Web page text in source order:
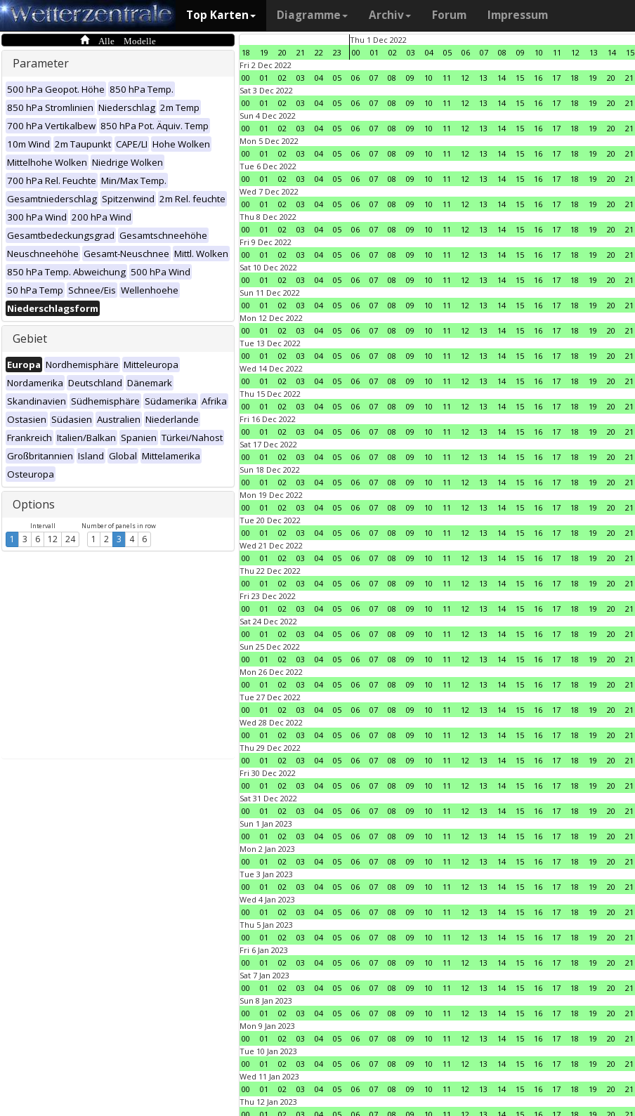
Top Karten Diagramme Archiv Forum Impressum
Alle Modelle
Parameter
500 hPa Geopot. Höhe 850 hPa Temp.
850 hPa Stromlinien Niederschlag 2m Temp
700 hPa Vertikalbew 850 hPa Pot. Äquiv. Temp
10m Wind 2m Taupunkt CAPE/LI Hohe Wolken
Mittelhohe Wolken Niedrige Wolken
700 hPa Rel. Feuchte Min/Max Temp.
Gesamtniederschlag Spitzenwind 2m Rel. feuchte
300 hPa Wind 200 hPa Wind
Gesamtbedeckungsgrad Gesamtschneehöhe
Neuschneehöhe Gesamt-Neuschnee Mittl. Wolken
850 hPa Temp. Abweichung 500 hPa Wind
50 hPa Temp Schnee/Eis Wellenhoehe
Niederschlagsform
Gebiet
Europa Nordhemisphäre Mitteleuropa
Nordamerika Deutschland Dänemark
Skandinavien Südhemisphäre Südamerika Afrika
Ostasien Südasien Australien Niederlande
Frankreich Italien/Balkan Spanien Türkei/Nahost
Großbritannien Island Global Mittelamerika
Osteuropa
Options
Intervall
1 3 6 12 24
Number of panels in row
1 2 3 4 6
18 19 20 21 22 23
Thu 1 Dec 2022
00
01 02 03 04 05 06 07 08 09 10 11 12 13 14 15
Fri 2 Dec 2022
00
01 02 03 04 05 06 07 08 09 10 11 12 13 14 15 16 17 18 19 20 21
Sat 3 Dec 2022
00
01 02 03 04 05 06 07 08 09 10 11 12 13 14 15 16 17 18 19 20 21
Sun 4 Dec 2022
00
01 02 03 04 05 06 07 08 09 10 11 12 13 14 15 16 17 18 19 20 21
Mon 5 Dec 2022
00
01 02 03 04 05 06 07 08 09 10 11 12 13 14 15 16 17 18 19 20 21
Tue 6 Dec 2022
00
01 02 03 04 05 06 07 08 09 10 11 12 13 14 15 16 17 18 19 20 21
Wed 7 Dec 2022
00
01 02 03 04 05 06 07 08 09 10 11 12 13 14 15 16 17 18 19 20 21
Thu 8 Dec 2022
00
01 02 03 04 05 06 07 08 09 10 11 12 13 14 15 16 17 18 19 20 21
Fri 9 Dec 2022
00
01 02 03 04 05 06 07 08 09 10 11 12 13 14 15 16 17 18 19 20 21
Sat 10 Dec 2022
00
01 02 03 04 05 06 07 08 09 10 11 12 13 14 15 16 17 18 19 20 21
Sun 11 Dec 2022
00
01 02 03 04 05 06 07 08 09 10 11 12 13 14 15 16 17 18 19 20 21
Mon 12 Dec 2022
00
01 02 03 04 05 06 07 08 09 10 11 12 13 14 15 16 17 18 19 20 21
Tue 13 Dec 2022
00
01 02 03 04 05 06 07 08 09 10 11 12 13 14 15 16 17 18 19 20 21
Wed 14 Dec 2022
00
01 02 03 04 05 06 07 08 09 10 11 12 13 14 15 16 17 18 19 20 21
Thu 15 Dec 2022
00
01 02 03 04 05 06 07 08 09 10 11 12 13 14 15 16 17 18 19 20 21
Fri 16 Dec 2022
00
01 02 03 04 05 06 07 08 09 10 11 12 13 14 15 16 17 18 19 20 21
Sat 17 Dec 2022
00
01 02 03 04 05 06 07 08 09 10 11 12 13 14 15 16 17 18 19 20 21
Sun 18 Dec 2022
00
01 02 03 04 05 06 07 08 09 10 11 12 13 14 15 16 17 18 19 20 21
Mon 19 Dec 2022
00
01 02 03 04 05 06 07 08 09 10 11 12 13 14 15 16 17 18 19 20 21
Tue 20 Dec 2022
00
01 02 03 04 05 06 07 08 09 10 11 12 13 14 15 16 17 18 19 20 21
Wed 21 Dec 2022
00
01 02 03 04 05 06 07 08 09 10 11 12 13 14 15 16 17 18 19 20 21
Thu 22 Dec 2022
00
01 02 03 04 05 06 07 08 09 10 11 12 13 14 15 16 17 18 19 20 21
Fri 23 Dec 2022
00
01 02 03 04 05 06 07 08 09 10 11 12 13 14 15 16 17 18 19 20 21
Sat 24 Dec 2022
00
01 02 03 04 05 06 07 08 09 10 11 12 13 14 15 16 17 18 19 20 21
Sun 25 Dec 2022
00
01 02 03 04 05 06 07 08 09 10 11 12 13 14 15 16 17 18 19 20 21
Mon 26 Dec 2022
00
01 02 03 04 05 06 07 08 09 10 11 12 13 14 15 16 17 18 19 20 21
Tue 27 Dec 2022
00
01 02 03 04 05 06 07 08 09 10 11 12 13 14 15 16 17 18 19 20 21
Wed 28 Dec 2022
00
01 02 03 04 05 06 07 08 09 10 11 12 13 14 15 16 17 18 19 20 21
Thu 29 Dec 2022
00
01 02 03 04 05 06 07 08 09 10 11 12 13 14 15 16 17 18 19 20 21
Fri 30 Dec 2022
00
01 02 03 04 05 06 07 08 09 10 11 12 13 14 15 16 17 18 19 20 21
Sat 31 Dec 2022
00
01 02 03 04 05 06 07 08 09 10 11 12 13 14 15 16 17 18 19 20 21
Sun 1 Jan 2023
00
01 02 03 04 05 06 07 08 09 10 11 12 13 14 15 16 17 18 19 20 21
Mon 2 Jan 2023
00
01 02 03 04 05 06 07 08 09 10 11 12 13 14 15 16 17 18 19 20 21
Tue 3 Jan 2023
00
01 02 03 04 05 06 07 08 09 10 11 12 13 14 15 16 17 18 19 20 21
Wed 4 Jan 2023
00
01 02 03 04 05 06 07 08 09 10 11 12 13 14 15 16 17 18 19 20 21
Thu 5 Jan 2023
00
01 02 03 04 05 06 07 08 09 10 11 12 13 14 15 16 17 18 19 20 21
Fri 6 Jan 2023
00
01 02 03 04 05 06 07 08 09 10 11 12 13 14 15 16 17 18 19 20 21
Sat 7 Jan 2023
00
01 02 03 04 05 06 07 08 09 10 11 12 13 14 15 16 17 18 19 20 21
Sun 8 Jan 2023
00
01 02 03 04 05 06 07 08 09 10 11 12 13 14 15 16 17 18 19 20 21
Mon 9 Jan 2023
00
01 02 03 04 05 06 07 08 09 10 11 12 13 14 15 16 17 18 19 20 21
Tue 10 Jan 2023
00
01 02 03 04 05 06 07 08 09 10 11 12 13 14 15 16 17 18 19 20 21
Wed 11 Jan 2023
00
01 02 03 04 05 06 07 08 09 10 11 12 13 14 15 16 17 18 19 20 21
Thu 12 Jan 2023